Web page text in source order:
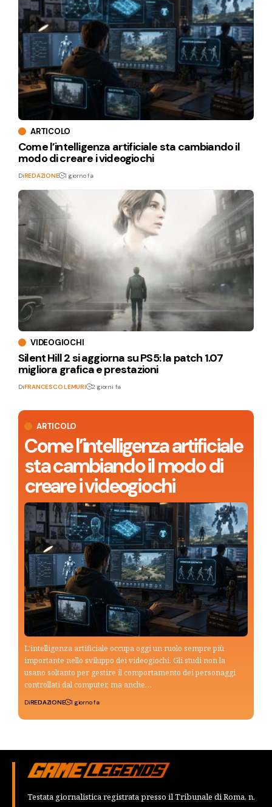
ARTICOLO
Come l’intelligenza artificiale
sta cambiando il modo di
creare i videogiochi
L'intelligenza artificiale occupa oggi un ruolo sempre più
importante nello sviluppo dei videogiochi. Gli studi non la
usano soltanto per gestire il comportamento dei personaggi
controllati dal computer, ma anche…
DiREDAZIONE 1 giorno fa
ARTICOLO
Come l’intelligenza artificiale sta cambiando il
modo di creare i videogiochi
DiREDAZIONE 1 giorno fa
VIDEOGIOCHI
Silent Hill 2 si aggiorna su PS5: la patch 1.07
migliora grafica e prestazioni
DiFRANCESCO LEMURI 2 giorni fa
Testata giornalistica registrata presso il Tribunale di Roma, n.